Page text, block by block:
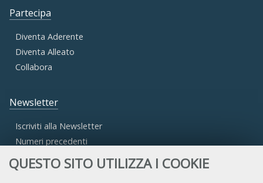
QUESTO SITO UTILIZZA I COOKIE
Partecipa
Diventa Aderente
Diventa Alleato
Collabora
Newsletter
Iscriviti alla Newsletter
Numeri precedenti